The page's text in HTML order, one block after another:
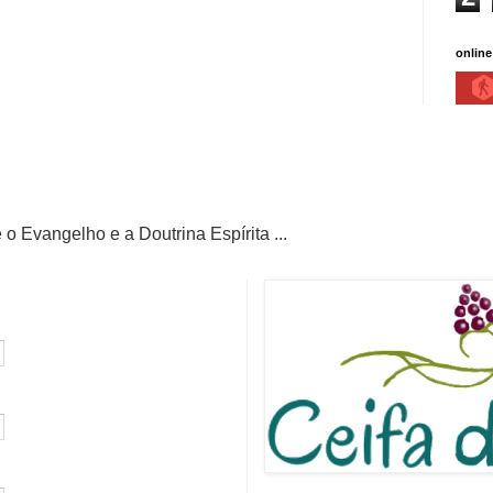
Evangelho e a Doutrina Espírita ...